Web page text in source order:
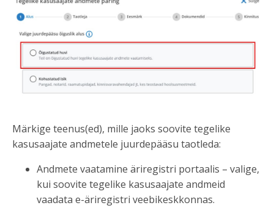
Märkige teenus(ed), mille jaoks soovite tegelike
kasusaajate andmetele juurdepääsu taotleda:
Andmete vaatamine äriregistri portaalis – valige,
kui soovite tegelike kasusaajate andmeid
vaadata e-äriregistri veebikeskkonnas.